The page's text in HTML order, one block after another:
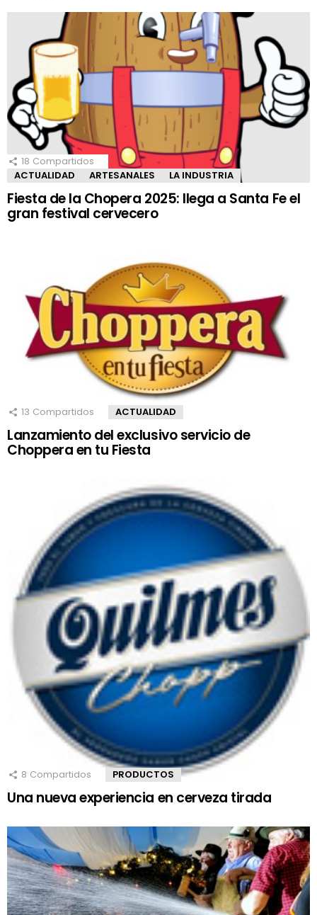
18 Compartidos
ACTUALIDAD
ARTESANALES LA INDUSTRIA
Fiesta de la Chopera 2025: llega a Santa Fe el
gran festival cervecero
13 Compartidos ACTUALIDAD
Lanzamiento del exclusivo servicio de
Choppera en tu Fiesta
8 Compartidos PRODUCTOS
Una nueva experiencia en cerveza tirada